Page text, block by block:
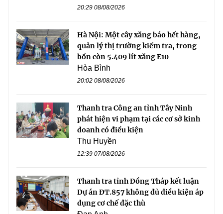
20:29 08/08/2026
Hà Nội: Một cây xăng báo hết hàng,
quản lý thị trường kiểm tra, trong
bồn còn 5.409 lít xăng E10
Hòa Bình
20:02 08/08/2026
Thanh tra Công an tỉnh Tây Ninh
phát hiện vi phạm tại các cơ sở kinh
doanh có điều kiện
Thu Huyền
12:39 07/08/2026
Thanh tra tỉnh Đồng Tháp kết luận
Dự án ĐT.857 không đủ điều kiện áp
dụng cơ chế đặc thù